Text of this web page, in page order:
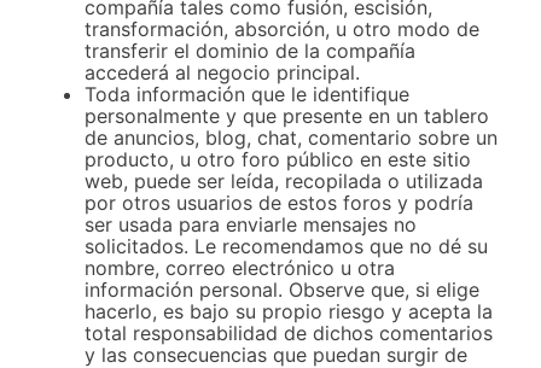
compañía tales como fusión, escisión,
transformación, absorción, u otro modo de
transferir el dominio de la compañía
accederá al negocio principal.
Toda información que le identifique
personalmente y que presente en un tablero
de anuncios, blog, chat, comentario sobre un
producto, u otro foro público en este sitio
web, puede ser leída, recopilada o utilizada
por otros usuarios de estos foros y podría
ser usada para enviarle mensajes no
solicitados. Le recomendamos que no dé su
nombre, correo electrónico u otra
información personal. Observe que, si elige
hacerlo, es bajo su propio riesgo y acepta la
total responsabilidad de dichos comentarios
y las consecuencias que puedan surgir de